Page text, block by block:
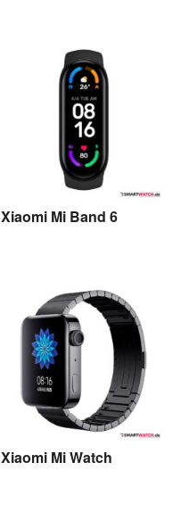
Xiaomi Mi Band 6
Xiaomi Mi Watch